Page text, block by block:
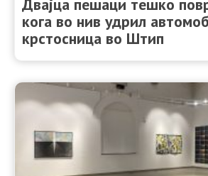
Двајца пешаци тешко
кога во нив удрил
крстосница во Штип